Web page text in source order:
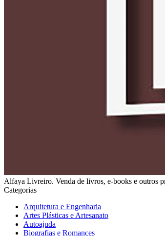
Alfaya Livreiro. Venda de livros, e-books e outros
Categorias
Arquitetura e Engenharia
Artes Plásticas e Artesanato
Autoajuda
Biografias e Romances